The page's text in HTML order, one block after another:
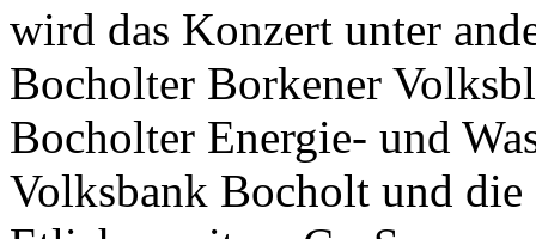
wird das Konzert unter
Bocholter Borkener
Bocholter Energie- und
Volksbank Bocholt und